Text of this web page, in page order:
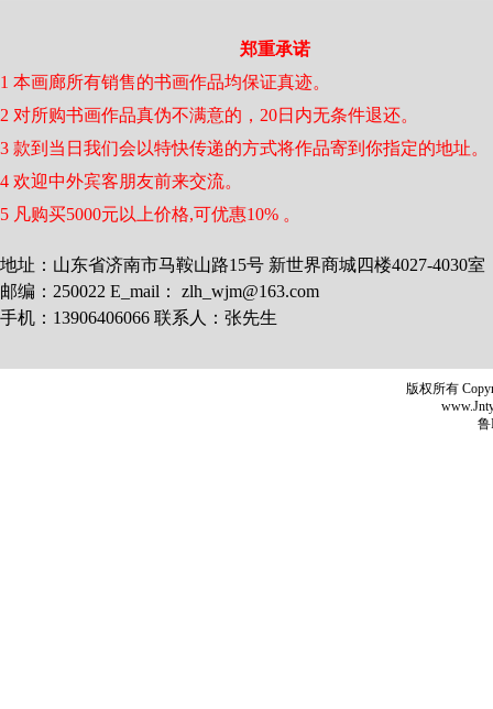
郑重承诺
1 本画廊所有销售的书画作品均保证真迹。
2 对所购书画作品真伪不满意的，20日内无条件退还。
3 款到当日我们会以特快传递的方式将作品寄到你指定的地址。
4 欢迎中外宾客朋友前来交流。
5 凡购买5000元以上价格,可优惠10% 。
地址：山东省济南市马鞍山路15号 新世界商城四楼4027-4030室
邮编：250022 E_mail： zlh_wjm@163.com
手机：13906406066 联系人：张先生
版权所有
鲁